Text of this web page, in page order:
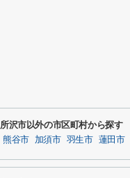
所沢市以外の市区町村から探す
熊谷市 加須市 羽生市 蓮田市